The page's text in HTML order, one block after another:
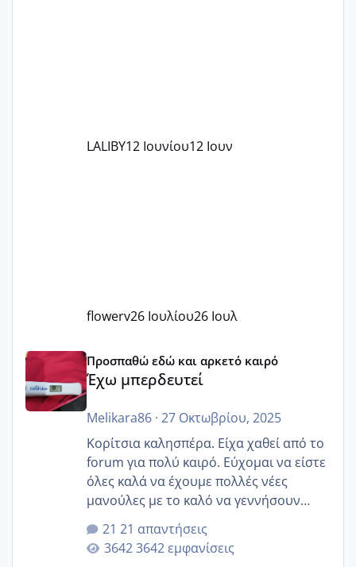
LALIBY12 Ιουνίου12 Ιουν
flowerv26 Ιουλίου26 Ιουλ
Έχω μπερδευτεί
Προσπαθώ εδώ και αρκετό καιρό
Έχω μπερδευτεί
Melikara86· 27 Οκτωβρίου, 2025
Κορίτσια καλησπέρα. Είχα χαθεί από το
forum για πολύ καιρό. Εύχομαι να είστε
όλες καλά να έχουμε πολλές νέες
μανούλες με το καλό να γεννήσουν
αυτές που ήδη περιμένουν. Να πάρουν
γερα μωράκια στην αγκαλίτσα τους
🙏🏼🙏🏼 Ας πάμε λοιπόν στο θέμα μου.
21 απαντήσεις
3642 εμφανίσεις